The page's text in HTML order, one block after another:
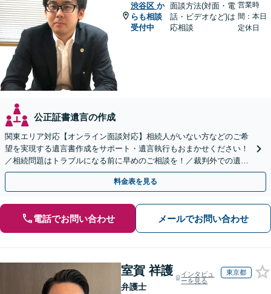
渋谷区 か
らも相談
受付中
面談方法(対面・電
話・ビデオなど)は
応相談
営業時
間：本日
定休日
公正証書遺言の作成
関東エリア対応【オンライン面談対応】相続人がいない方などのご希
望を実現する遺言書作成をサポート・遺言執行もおまかせください！
／相続問題はトラブルになる前に早めのご相談を！／裁判外での遺産
分割協議の経験多数【完全個室】
料金表を見る
電話でお問い合わせ メールでお問い合わせ
室賀 祥護
弁護士
インタビュ
ーを見る
東京都